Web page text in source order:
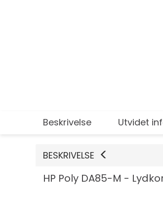
Beskrivelse Utvidet
BESKRIVELSE
HP Poly DA85-M -